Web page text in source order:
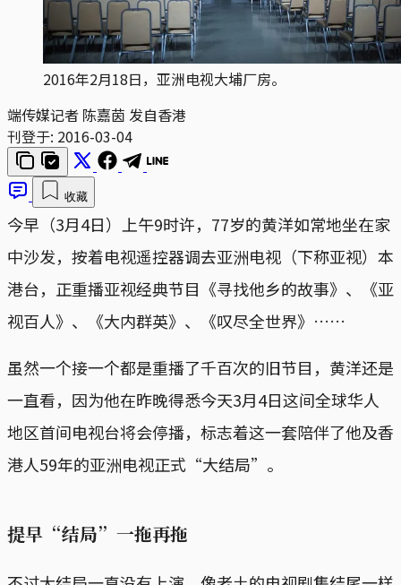
2016年2月18日，亚洲电视大埔厂房。
端传媒记者 陈嘉茵 发自香港
刊登于: 2016-03-04
收藏
今早（3月4日）上午9时许，77岁的黄洋如常地坐在家
中沙发，按着电视遥控器调去亚洲电视（下称亚视）本
港台，正重播亚视经典节目《寻找他乡的故事》、《亚
视百人》、《大内群英》、《叹尽全世界》……
虽然一个接一个都是重播了千百次的旧节目，黄洋还是
一直看，因为他在昨晚得悉今天3月4日这间全球华人
地区首间电视台将会停播，标志着这一套陪伴了他及香
港人59年的亚洲电视正式“大结局”。
提早“结局”一拖再拖